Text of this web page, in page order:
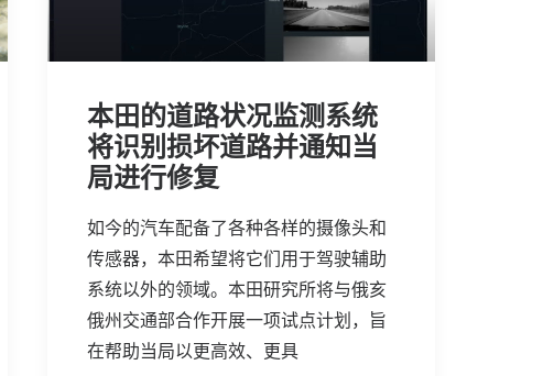
本田的道路状况监测系统
将识别损坏道路并通知当
局进行修复
如今的汽车配备了各种各样的摄像头和
传感器，本田希望将它们用于驾驶辅助
系统以外的领域。本田研究所将与俄亥
俄州交通部合作开展一项试点计划，旨
在帮助当局以更高效、更具